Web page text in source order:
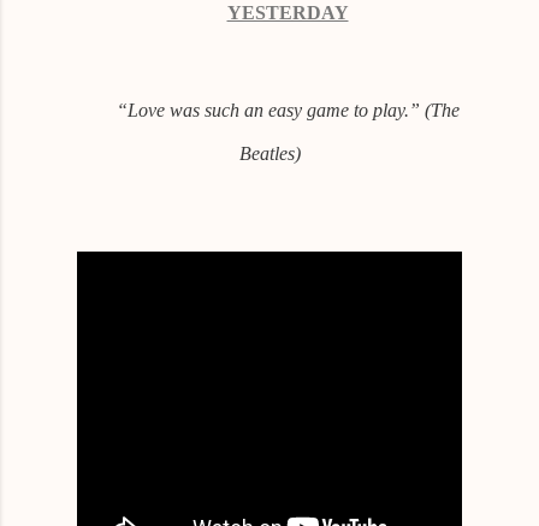
YESTERDAY
“Love was such an easy game to play.” (The
Beatles)